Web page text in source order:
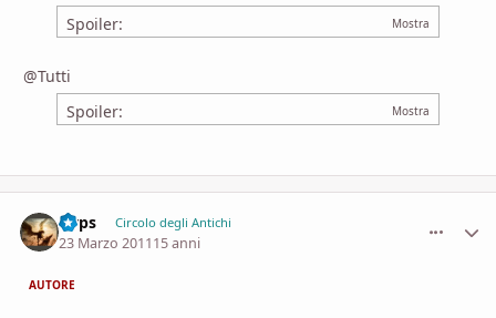
Spoiler:
@Tutti
Spoiler:
Gyps Circolo degli Antichi
23 Marzo 201115 anni
AUTORE